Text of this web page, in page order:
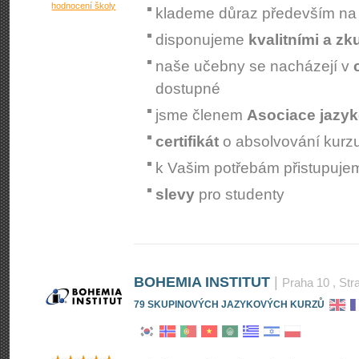
hodnocení školy
klademe důraz především
disponujeme kvalitními a
naše učebny se nacházejí v
dostupné
jsme členem Asociace
certifikát o absolvování
k Vašim potřebám
slevy pro studenty
BOHEMIA INSTITUT Praha 10 ,
79 SKUPINOVÝCH JAZYKOVÝCH KURZŮ